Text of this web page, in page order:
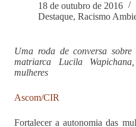
18 de outubro de 2016
Destaque, Racismo
Uma roda de conversa
matriarca Lucila
mulheres
Ascom/CIR
Fortalecer a autonomia das